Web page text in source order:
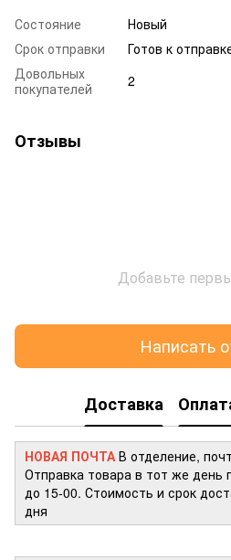
Состояние
Новый
Срок отправки
Готов к
Довольных
покупателей
2
Отзывы
Добавьте
Написать
Доставка
НОВАЯ ПОЧТА В отделение,
Отправка товара в тот же день
до 15-00. Стоимость и срок
дня